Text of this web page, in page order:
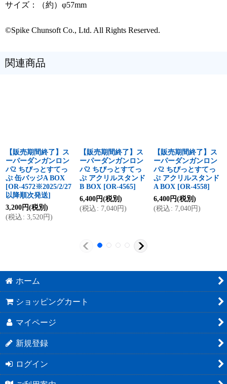
サイズ：（約）φ57mm
©Spike Chunsoft Co., Ltd. All Rights Reserved.
関連商品
【販売期間終了】ス
ーパーダンガンロン
パ2 ちびっとすてっ
ぷ 缶バッジA BOX
[OR-4572※2025/2/27
以降順次発送]
3,200 円(税別)
(税込 : 3,520円)
【販売期間終了】ス
ーパーダンガンロン
パ2 ちびっとすてっ
ぷ アクリルスタンド
B BOX [OR-4565]
6,400 円(税別)
(税込 : 7,040円)
【販売期間終了】ス
ーパーダンガンロン
パ2 ちびっとすてっ
ぷ アクリルスタンド
A BOX [OR-4558]
6,400 円(税別)
(税込 : 7,040円)
ホーム
ショッピングカート
マイページ
新規登録
ログイン